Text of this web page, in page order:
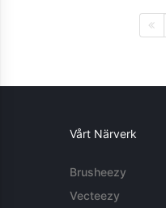
Vårt Närverk
Brusheezy
Vecteezy